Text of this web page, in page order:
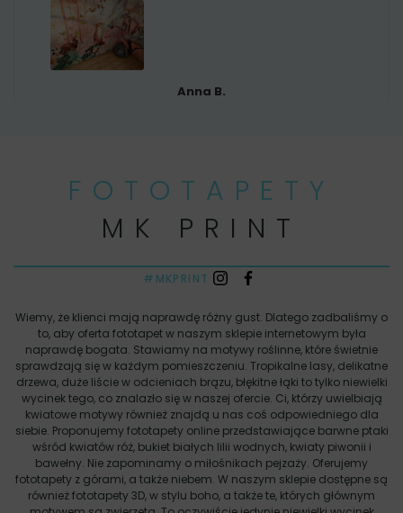
Anna B.
FOTOTAPETY
MK PRINT
#MKPRINT
Wiemy, że klienci mają naprawdę różny gust. Dlatego zadbaliśmy o
to, aby oferta fototapet w naszym sklepie internetowym była
naprawdę bogata. Stawiamy na motywy roślinne, które świetnie
sprawdzają się w każdym pomieszczeniu. Tropikalne lasy, delikatne
drzewa, duże liście w odcieniach brązu, błękitne łąki to tylko niewielki
wycinek tego, co znalazło się w naszej ofercie. Ci, którzy uwielbiają
kwiatowe motywy również znajdą u nas coś odpowiedniego dla
siebie. Proponujemy fototapety online przedstawiające barwne ptaki
wśród kwiatów róż, bukiet białych lilii wodnych, kwiaty piwonii i
bawełny. Nie zapominamy o miłośnikach pejzaży. Oferujemy
fototapety z górami, a także niebem. W naszym sklepie dostępne są
również fototapety 3D, w stylu boho, a także te, których głównym